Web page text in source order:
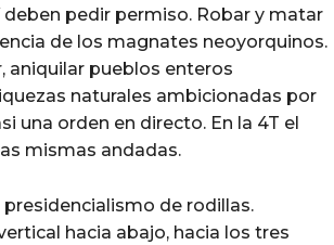
pedir permiso. Robar y matar
de los magnates neoyorquinos.
aniquilar pueblos enteros
naturales ambicionadas por
una orden en directo. En la 4T el
mismas andadas.
presidencialismo de rodillas.
hacia abajo, hacia los tres